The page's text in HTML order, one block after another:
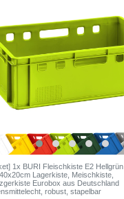
1x BURI Fleischkiste E2 Hellgrün
Lagerkiste, Meischkiste,
Eurobox aus Deutschland
robust, stapelbar